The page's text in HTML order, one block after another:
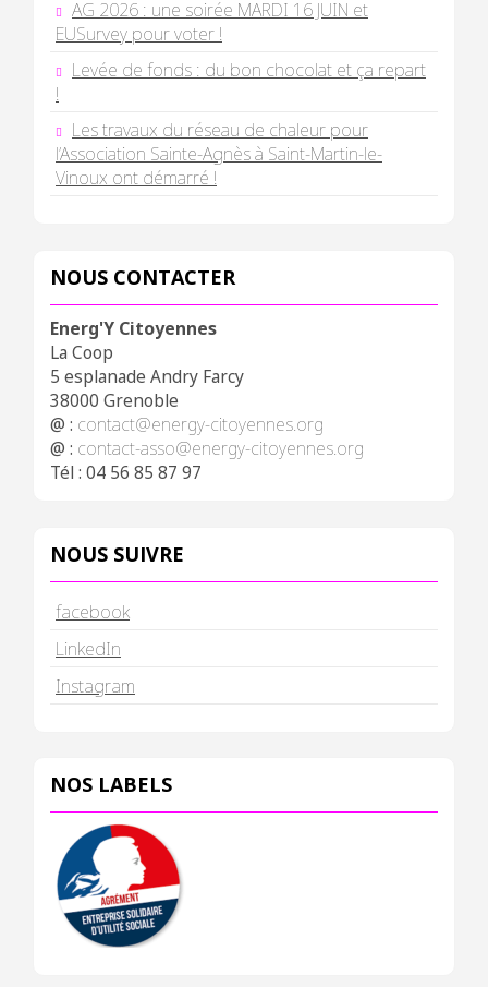
AG 2026 : une soirée MARDI 16 JUIN et
EUSurvey pour voter !
Levée de fonds : du bon chocolat et ça repart
!
Les travaux du réseau de chaleur pour
l’Association Sainte-Agnès à Saint-Martin-le-
Vinoux ont démarré !
NOUS CONTACTER
Energ'Y Citoyennes
La Coop
5 esplanade Andry Farcy
38000 Grenoble
@ : contact@energy-citoyennes.org
@ : contact-asso@energy-citoyennes.org
Tél : 04 56 85 87 97
NOUS SUIVRE
facebook
LinkedIn
Instagram
NOS LABELS